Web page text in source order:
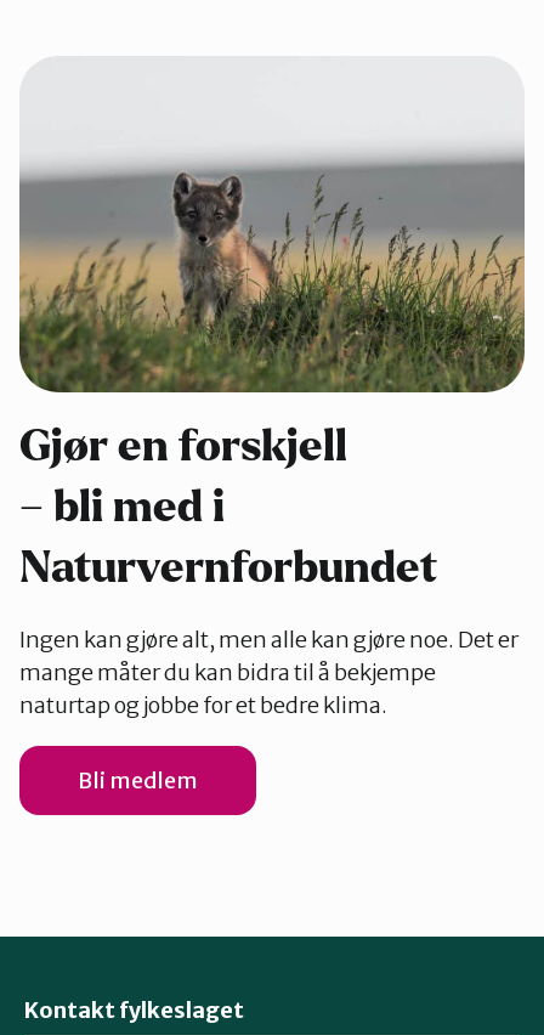
Gjør en forskjell
– bli med i
Naturvernforbundet
Ingen kan gjøre alt, men alle kan gjøre noe. Det er
mange måter du kan bidra til å bekjempe
naturtap og jobbe for et bedre klima.
Bli medlem
Kontakt fylkeslaget